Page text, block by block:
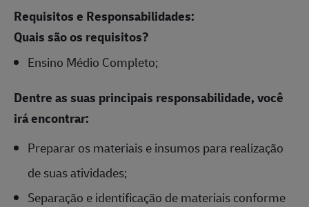
Requisitos e Responsabilidades:
Quais são os requisitos?
Ensino Médio Completo;
Dentre as suas principais responsabilidade, você
irá encontrar:
Preparar os materiais e insumos para realização
de suas atividades;
Separação e identificação de materiais conforme